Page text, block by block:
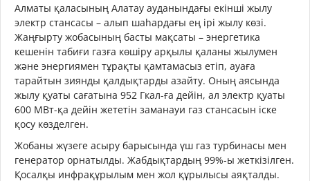
Алматы қаласының Алатау ауданындағы екінші жылу
электр стансасы – алып шаһардағы ең ірі жылу көзі.
Жаңғырту жобасының басты мақсаты – энергетика
кешенін табиғи газға көшіру арқылы қаланы жылумен
және энергиямен тұрақты қамтамасыз етіп, ауаға
тарайтын зиянды қалдықтарды азайту. Оның аясында
жылу қуаты сағатына 952 Гкал-ға дейін, ал электр қуаты
600 МВт-қа дейін жететін заманауи газ стансасын іске
қосу көзделген.
Жобаны жүзеге асыру барысында үш газ турбинасы мен
генератор орнатылды. Жабдықтардың 99%-ы жеткізілген.
Қосалқы инфрақұрылым мен жол құрылысы аяқталды.